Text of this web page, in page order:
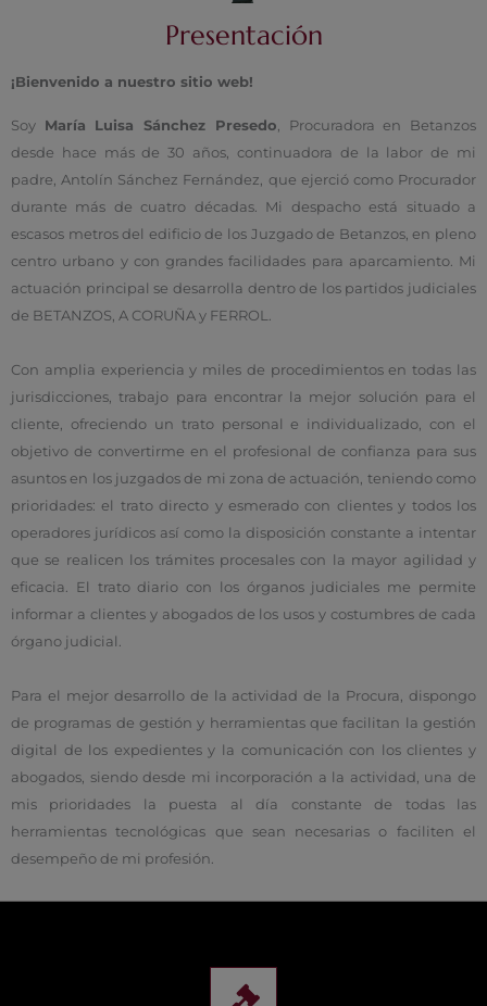
Presentación
¡Bienvenido a nuestro sitio web!
Soy María Luisa Sánchez Presedo, Procuradora en Betanzos
desde hace más de 30 años, continuadora de la labor de mi
padre, Antolín Sánchez Fernández, que ejerció como Procurador
durante más de cuatro décadas. Mi despacho está situado a
escasos metros del edificio de los Juzgado de Betanzos, en pleno
centro urbano y con grandes facilidades para aparcamiento. Mi
actuación principal se desarrolla dentro de los partidos judiciales
de BETANZOS, A CORUÑA y FERROL.
Con amplia experiencia y miles de procedimientos en todas las
jurisdicciones, trabajo para encontrar la mejor solución para el
cliente, ofreciendo un trato personal e individualizado, con el
objetivo de convertirme en el profesional de confianza para sus
asuntos en los juzgados de mi zona de actuación, teniendo como
prioridades: el trato directo y esmerado con clientes y todos los
operadores jurídicos así como la disposición constante a intentar
que se realicen los trámites procesales con la mayor agilidad y
eficacia. El trato diario con los órganos judiciales me permite
informar a clientes y abogados de los usos y costumbres de cada
órgano judicial.
Para el mejor desarrollo de la actividad de la Procura, dispongo
de programas de gestión y herramientas que facilitan la gestión
digital de los expedientes y la comunicación con los clientes y
abogados, siendo desde mi incorporación a la actividad, una de
mis prioridades la puesta al día constante de todas las
herramientas tecnológicas que sean necesarias o faciliten el
desempeño de mi profesión.